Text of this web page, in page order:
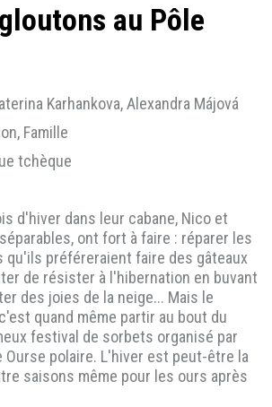
au Pôle
Karhankova, Alexandra Májová
Famille
tchèque
d'hiver dans leur cabane, Nico et
ont fort à faire : réparer les
préféreraient faire des gâteaux
de résister à l'hibernation en buvant
des joies de la neige... Mais le
quand même partir au bout du
festival de sorbets organisé par
Ourse polaire. L'hiver est peut-être la
saisons même pour les ours après